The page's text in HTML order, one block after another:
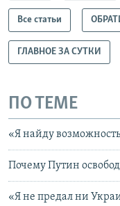
Все статьи
ГЛАВНОЕ ЗА СУТКИ
ПО ТЕМЕ
«Я найду
Почему Путин
«Я не предал ни